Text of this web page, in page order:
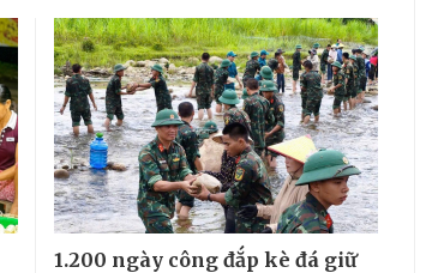
1.200 ngày công đắp kè đá giữ